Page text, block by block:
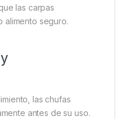
las carpas
alimento seguro.
las chufas
antes de su uso.